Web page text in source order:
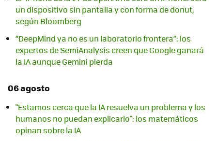
un dispositivo sin pantalla y con forma de donut,
según Bloomberg
“DeepMind ya no es un laboratorio frontera”: los
expertos de SemiAnalysis creen que Google ganará
la IA aunque Gemini pierda
06 agosto
"Estamos cerca que la IA resuelva un problema y los
humanos no puedan explicarlo": los matemáticos
opinan sobre la IA